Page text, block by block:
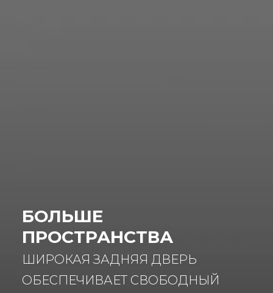
БОЛЬШЕ
ПРОСТРАНСТВА
ШИРОКАЯ ЗАДНЯЯ ДВЕРЬ
ОБЕСПЕЧИВАЕТ СВОБОДНЫЙ